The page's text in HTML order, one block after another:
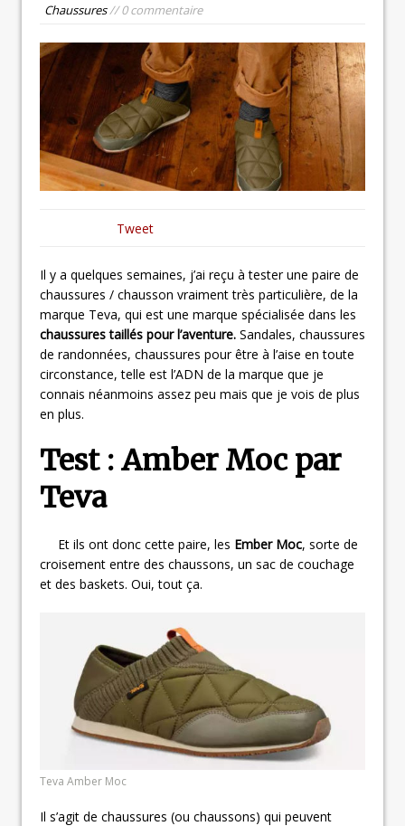
Chaussures// 0 commentaire
Tweet
Il y a quelques semaines, j’ai reçu à tester une paire de
chaussures / chausson vraiment très particulière, de la
marque Teva, qui est une marque spécialisée dans les
chaussures taillés pour l’aventure. Sandales, chaussures
de randonnées, chaussures pour être à l’aise en toute
circonstance, telle est l’ADN de la marque que je
connais néanmoins assez peu mais que je vois de plus
en plus.
Test : Amber Moc par
Teva
Et ils ont donc cette paire, les Ember Moc, sorte de
croisement entre des chaussons, un sac de couchage
et des baskets. Oui, tout ça.
Teva Amber Moc
Il s’agit de chaussures (ou chaussons) qui peuvent